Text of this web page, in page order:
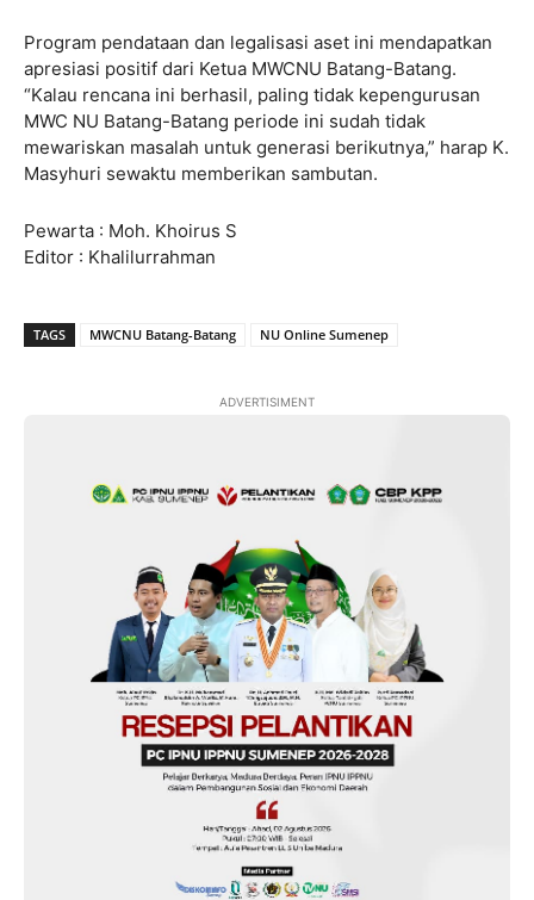
Program pendataan dan legalisasi aset ini mendapatkan
apresiasi positif dari Ketua MWCNU Batang-Batang.
“Kalau rencana ini berhasil, paling tidak kepengurusan
MWC NU Batang-Batang periode ini sudah tidak
mewariskan masalah untuk generasi berikutnya,” harap K.
Masyhuri sewaktu memberikan sambutan.
Pewarta : Moh. Khoirus S
Editor : Khalilurrahman
TAGS MWCNU Batang-Batang NU Online Sumenep
ADVERTISIMENT